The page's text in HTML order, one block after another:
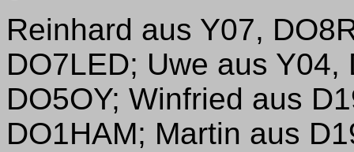
Reinhard aus Y07,
DO7LED; Uwe aus
DO5OY; Winfried aus
DO1HAM; Martin aus